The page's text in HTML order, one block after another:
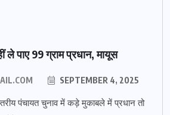
पाए 99 ग्राम प्रधान, मायूस
SEPTEMBER 4, 2025
पंचायत चुनाव में कड़े मुकाबले में प्रधान तो